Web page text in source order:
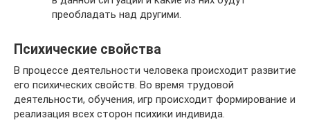
преобладать над другими.
Психические свойства
В процессе деятельности человека происходит развитие
его психических свойств. Во время трудовой
деятельности, обучения, игр происходит формирование и
реализация всех сторон психики индивида.